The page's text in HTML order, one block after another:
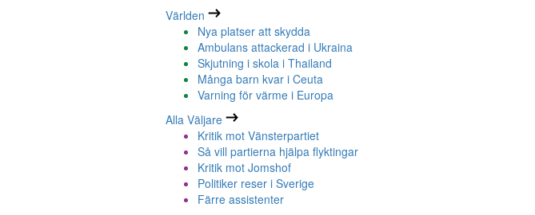
Världen
Nya platser att skydda
Ambulans attackerad i Ukraina
Skjutning i skola i Thailand
Många barn kvar i Ceuta
Varning för värme i Europa
Alla Väljare
Kritik mot Vänsterpartiet
Så vill partierna hjälpa flyktingar
Kritik mot Jomshof
Politiker reser i Sverige
Färre assistenter